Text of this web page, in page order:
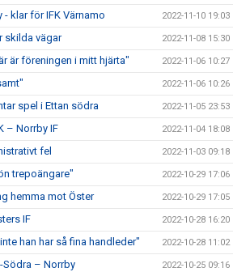
klar för IFK Värnamo 2022-11-10 19:03
skilda vägar 2022-11-08 15:30
är föreningen i mitt hjärta" 2022-11-06 10:27
2022-11-06 10:26
spel i Ettan södra 2022-11-05 23:53
– Norrby IF 2022-11-04 18:08
fel 2022-11-03 09:18
trepoängare" 2022-10-29 17:06
hemma mot Öster 2022-10-29 17:05
IF 2022-10-28 16:20
han har så fina handleder" 2022-10-28 11:02
Södra – Norrby 2022-10-25 09:16